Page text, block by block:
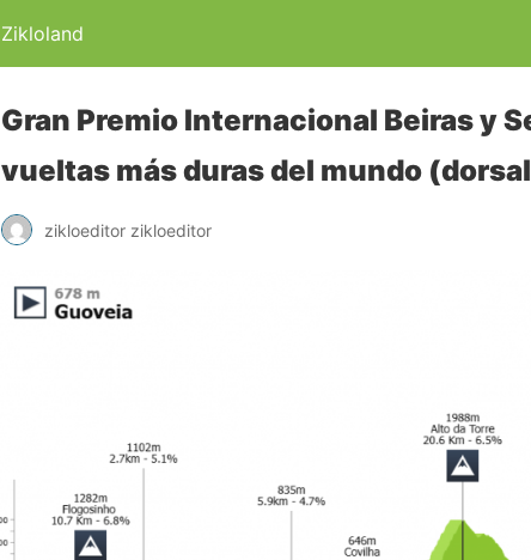
Zikloland
Gran Premio Internacional Beiras y
vueltas más duras del mundo
zikloeditor zikloeditor